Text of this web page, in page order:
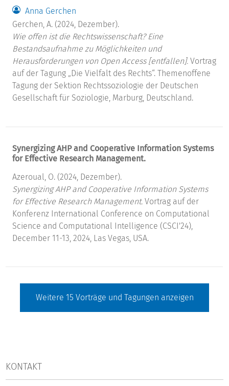
Anna Gerchen
Gerchen, A. (2024, Dezember).
Wie offen ist die Rechtswissenschaft? Eine
Bestandsaufnahme zu Möglichkeiten und
Herausforderungen von Open Access [entfallen]. Vortrag
auf der Tagung „Die Vielfalt des Rechts“. Themenoffene
Tagung der Sektion Rechtssoziologie der Deutschen
Gesellschaft für Soziologie, Marburg, Deutschland.
Synergizing AHP and Cooperative Information Systems
for Effective Research Management.
Azeroual, O. (2024, Dezember).
Synergizing AHP and Cooperative Information Systems
for Effective Research Management. Vortrag auf der
Konferenz International Conference on Computational
Science and Computational Intelligence (CSCI'24),
December 11-13, 2024, Las Vegas, USA.
Weitere 15 Vorträge und Tagungen anzeigen
KONTAKT